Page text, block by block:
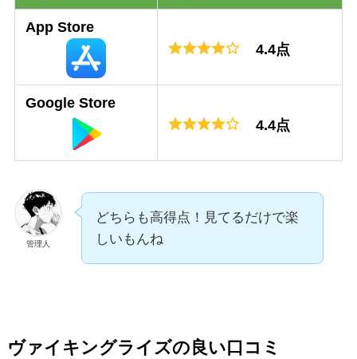
App Store
4.4点
Google Store
4.4点
管理人
どちらも高得点！見てるだけで楽
しいもんね
ヴァイキングライズの良い口コミ